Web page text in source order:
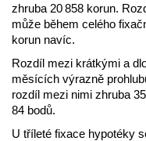
zhruba 20 858 korun.
může během celého
korun navíc.
Rozdíl mezi krátkými a
měsících výrazně
rozdíl mezi nimi zhruba
84 bodů.
U tříleté fixace hypotéky